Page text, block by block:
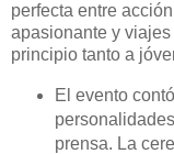
perfecta entre
apasionante y
principio tanto a
El evento
prensa. La